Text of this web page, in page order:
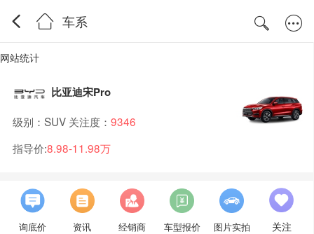
车系
网站统计
比亚迪宋Pro
级别：SUV 关注度： 9346
指导价:8.98-11.98万
询底价 资讯 经销商 车型报价 图片实拍 关注